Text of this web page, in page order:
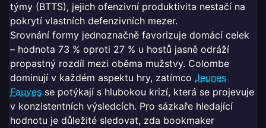
týmy (BTTS), jejich ofenzivní produktivita nestačí na
pokrytí vlastních defenzivních mezer.
Srovnání formy jednoznačně favorizuje domácí celek
– hodnota 73 % oproti 27 % u hostů jasně odráží
propastný rozdíl mezi oběma mužstvy. Colombe
dominují v každém aspektu hry, zatímco Jeunes
Fauves se potýkají s hlubokou krizí, která se projevuje
v konzistentních výsledcích. Pro sázkaře hledající
hodnotu je důležité sledovat, zda bookmaker